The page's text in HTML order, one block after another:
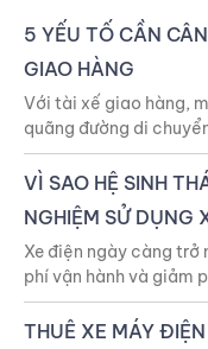
5 YẾU TỐ CẦN
GIAO HÀNG
Với tài xế giao hàng,
quãng đường di
VÌ SAO HỆ SINH
NGHIỆM SỬ DỤNG
Xe điện ngày càng trở
phí vận hành và giảm
THUÊ XE MÁY